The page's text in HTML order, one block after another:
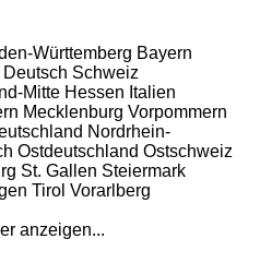
Württemberg Bayern
Deutsch Schweiz
Mitte Hessen Italien
Mecklenburg Vorpommern
Nordrhein-
Ostdeutschland Ostschweiz
St. Gallen Steiermark
Tirol Vorarlberg
anzeigen...